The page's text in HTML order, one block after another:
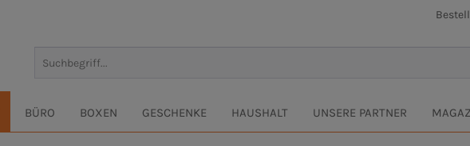
BÜRO BOXEN GESCHENKE HAUSHALT UNSERE PARTNER